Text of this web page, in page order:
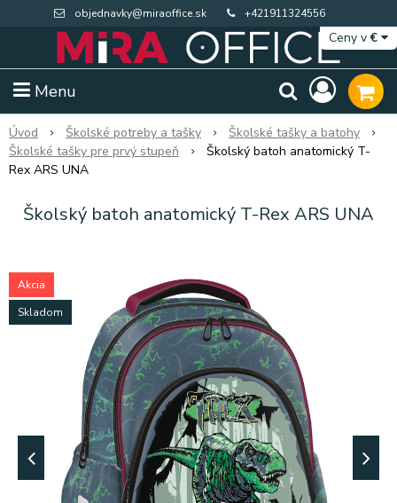
objednavky@miraoffice.sk +421911324556
Menu
Ceny v€
Extra výpredaj zásob Výpredaj BTS
Úvod Školské potreby a tašky
Školské tašky a batohy
Školské tašky pre prvý stupeň
Školský batoh anatomický T-
Rex ARS UNA
Školský batoh anatomický T-Rex ARS UNA
Akcia
Skladom